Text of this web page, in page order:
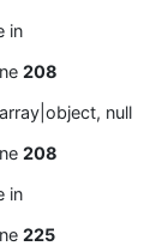
in
208
null
208
in
225